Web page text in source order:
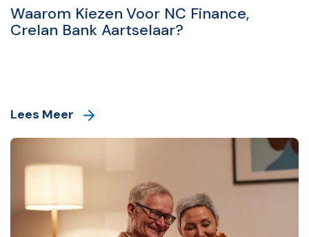
Waarom Kiezen Voor NC Finance,
Crelan Bank Aartselaar?
Lees Meer